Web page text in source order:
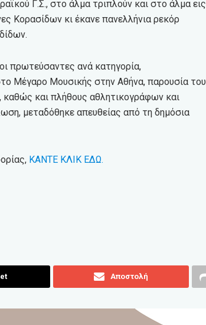
Γ.Σ., στο άλμα τριπλούν και στο άλμα εις
Κορασίδων κι έκανε πανελλήνια ρεκόρ
πρωτεύσαντες ανά κατηγορία,
Μέγαρο Μουσικής στην Αθήνα, παρουσία του
και πλήθους αθλητικογράφων και
μεταδόθηκε απευθείας από τη δημόσια
ΚΑΝΤΕ ΚΛΙΚ ΕΔΩ.
Αποστολή